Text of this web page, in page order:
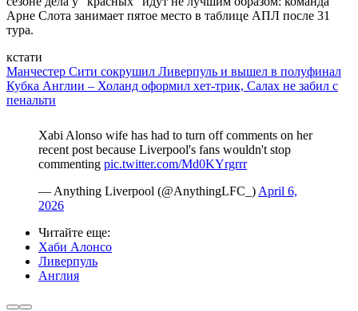
Арне Слота занимает пятое место в таблице АПЛ после 31
тура.
кстати
Манчестер Сити сокрушил Ливерпуль и вышел в полуфинал
Кубка Англии – Холанд оформил хет-трик, Салах не забил с
пенальти
Xabi Alonso wife has had to turn off comments on her
recent post because Liverpool's fans wouldn't stop
commenting pic.twitter.com/Md0KYrgrrr
— Anything Liverpool (@AnythingLFC_) April 6,
2026
Читайте еще:
Хаби Алонсо
Ливерпуль
Англия